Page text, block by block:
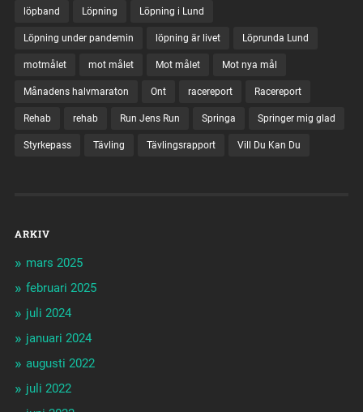
löpband Löpning Löpning i Lund
Löpning under pandemin löpning är livet Löprunda Lund
motmålet mot målet Mot målet Mot nya mål
Månadens halvmaraton Ont racereport Racereport
Rehab rehab Run Jens Run Springa Springer mig glad
Styrkepass Tävling Tävlingsrapport Vill Du Kan Du
ARKIV
mars 2025
februari 2025
juli 2024
januari 2024
augusti 2022
juli 2022